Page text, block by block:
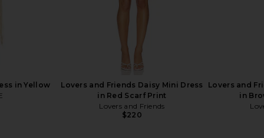
in Yellow
Lovers and Friends Daisy Mini Dress
in Red Scarf Print
Lovers and Friends
$220
Lovers and
in